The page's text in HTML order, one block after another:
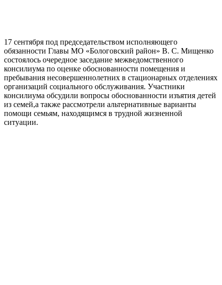
17 сентября под председательством исполняющего
обязанности Главы МО «Бологовский район» В. С. Мищенко
состоялось очередное заседание межведомственного
консилиума по оценке обоснованности помещения и
пребывания несовершеннолетних в стационарных отделениях
организаций социального обслуживания. Участники
консилиума обсудили вопросы обоснованности изъятия детей
из семей,а также рассмотрели альтернативные варианты
помощи семьям, находящимся в трудной жизненной
ситуации.